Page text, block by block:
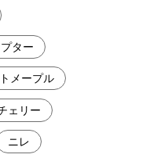
ター
メープル
ェリー
ニレ